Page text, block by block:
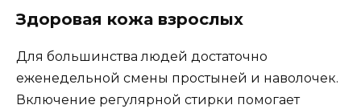
Здоровая кожа взрослых
Для большинства людей достаточно
еженедельной смены простыней и наволочек.
Включение регулярной стирки помогает